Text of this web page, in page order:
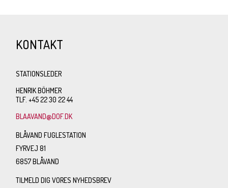
KONTAKT
STATIONSLEDER
HENRIK BÖHMER
TLF. +45 22 30 22 44
BLAAVAND@DOF.DK
BLÅVAND FUGLESTATION
FYRVEJ 81
6857 BLÅVAND
TILMELD DIG VORES NYHEDSBREV